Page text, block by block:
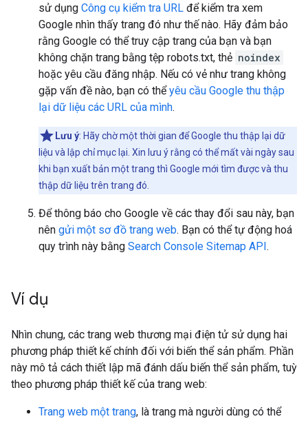
sử dụng Công cụ kiểm tra URL để kiểm tra xem
Google nhìn thấy trang đó như thế nào. Hãy đảm bảo
rằng Google có thể truy cập trang của bạn và bạn
không chặn trang bằng tệp robots.txt, thẻ noindex
hoặc yêu cầu đăng nhập. Nếu có vẻ như trang không
gặp vấn đề nào, bạn có thểyêu cầu Google thu thập
lại dữ liệu các URL của mình.
Lưu ý: Hãy chờ một thời gian để Google thu thập lại dữ
liệu và lập chỉ mục lại. Xin lưu ý rằng có thể mất vài ngày sau
khi bạn xuất bản một trang thì Google mới tìm được và thu
thập dữ liệu trên trang đó.
Để thông báo cho Google về các thay đổi sau này, bạn
nên gửi một sơ đồ trang web. Bạn có thể tự động hoá
quy trình này bằng Search Console Sitemap API.
Ví dụ
Nhìn chung, các trang web thương mại điện tử sử dụng hai
phương pháp thiết kế chính đối với biến thể sản phẩm. Phần
này mô tả cách thiết lập mã đánh dấu biến thể sản phẩm, tuỳ
theo phương pháp thiết kế của trang web:
Trang web một trang, là trang mà người dùng có thể